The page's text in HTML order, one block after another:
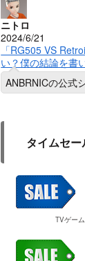
ニトロ
2024/6/21
「RG505 VS
い？僕の結論を書
ANBRNICの公式
タイムセー
TVゲー